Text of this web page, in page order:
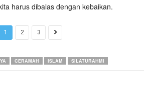
harus dibalas dengan kebaikan.
1 2 3
CERAMAH ISLAM SILATURAHMI